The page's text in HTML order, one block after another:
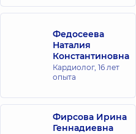
Федосеева
Наталия
Константиновна
Кардиолог, 16 лет
опыта
Фирсова Ирина
Геннадиевна